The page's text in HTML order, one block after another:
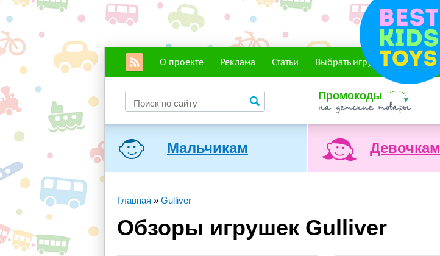
О проекте Реклама Статьи Выбрать игрушку
Промокоды
Мальчикам Девочкам
Главная » Gulliver
Обзоры игрушек Gulliver